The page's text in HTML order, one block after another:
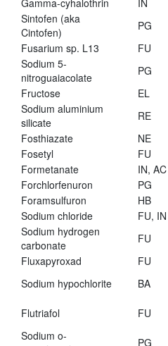
Gamma-cyhalothrin
IN
Sintofen (aka
Cintofen)
PG
Fusarium sp. L13
FU
Sodium 5-
nitroguaiacolate
PG
Fructose
EL
Sodium aluminium
silicate
RE
Fosthiazate
NE
Fosetyl
FU
Formetanate
IN, AC
Forchlorfenuron
PG
Foramsulfuron
HB
Sodium chloride
FU, IN
Sodium hydrogen
carbonate
FU
Fluxapyroxad
FU
Sodium hypochlorite
BA
Flutriafol
FU
Sodium o-
PG